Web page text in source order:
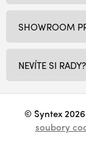
SHOWROOM
NEVÍTE SI RADY?
© Syntex 2026
soubory